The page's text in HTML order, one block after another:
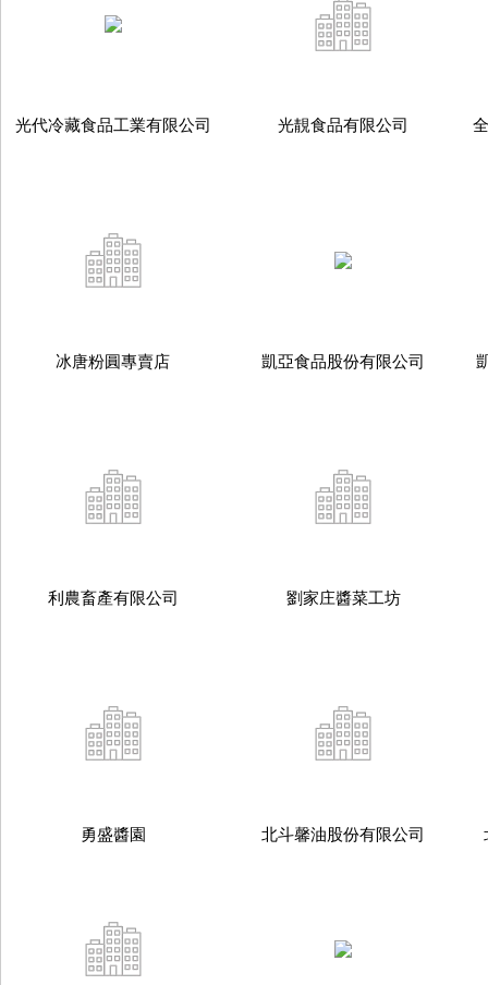
光代冷藏食品工業有限公司 光靚食品有限公司
冰唐粉圓專賣店 凱亞食品股份有限公司
利農畜產有限公司 劉家庄醬菜工坊
勇盛醬園 北斗馨油股份有限公司